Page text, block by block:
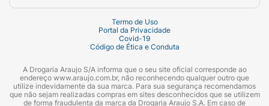
Termo de Uso
Portal da Privacidade
Covid-19
Código de Ética e Conduta
A Drogaria Araujo S/A informa que o seu site oficial corresponde ao
endereço www.araujo.com.br, não reconhecendo qualquer outro que
utilize indevidamente da sua marca. Para sua segurança recomendamos
que não sejam realizadas compras em sites desconhecidos que se utilizem
de forma fraudulenta da marca da Drogaria Araujo S.A. Em caso de